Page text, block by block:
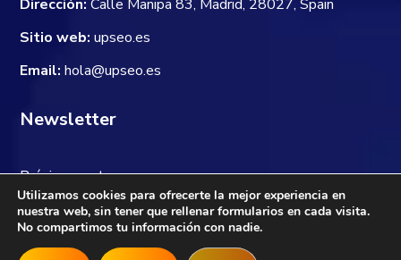
Dirección: Calle Manipa 83, Madrid, 28027, Spain
Sitio web: upseo.es
Email: hola@upseo.es
Newsletter
Próximamente
Utilizamos cookies para ofrecerte la mejor experiencia en
nuestra web, sin tener que rellenar formularios en cada visita.
No compartimos tu información con nadie.